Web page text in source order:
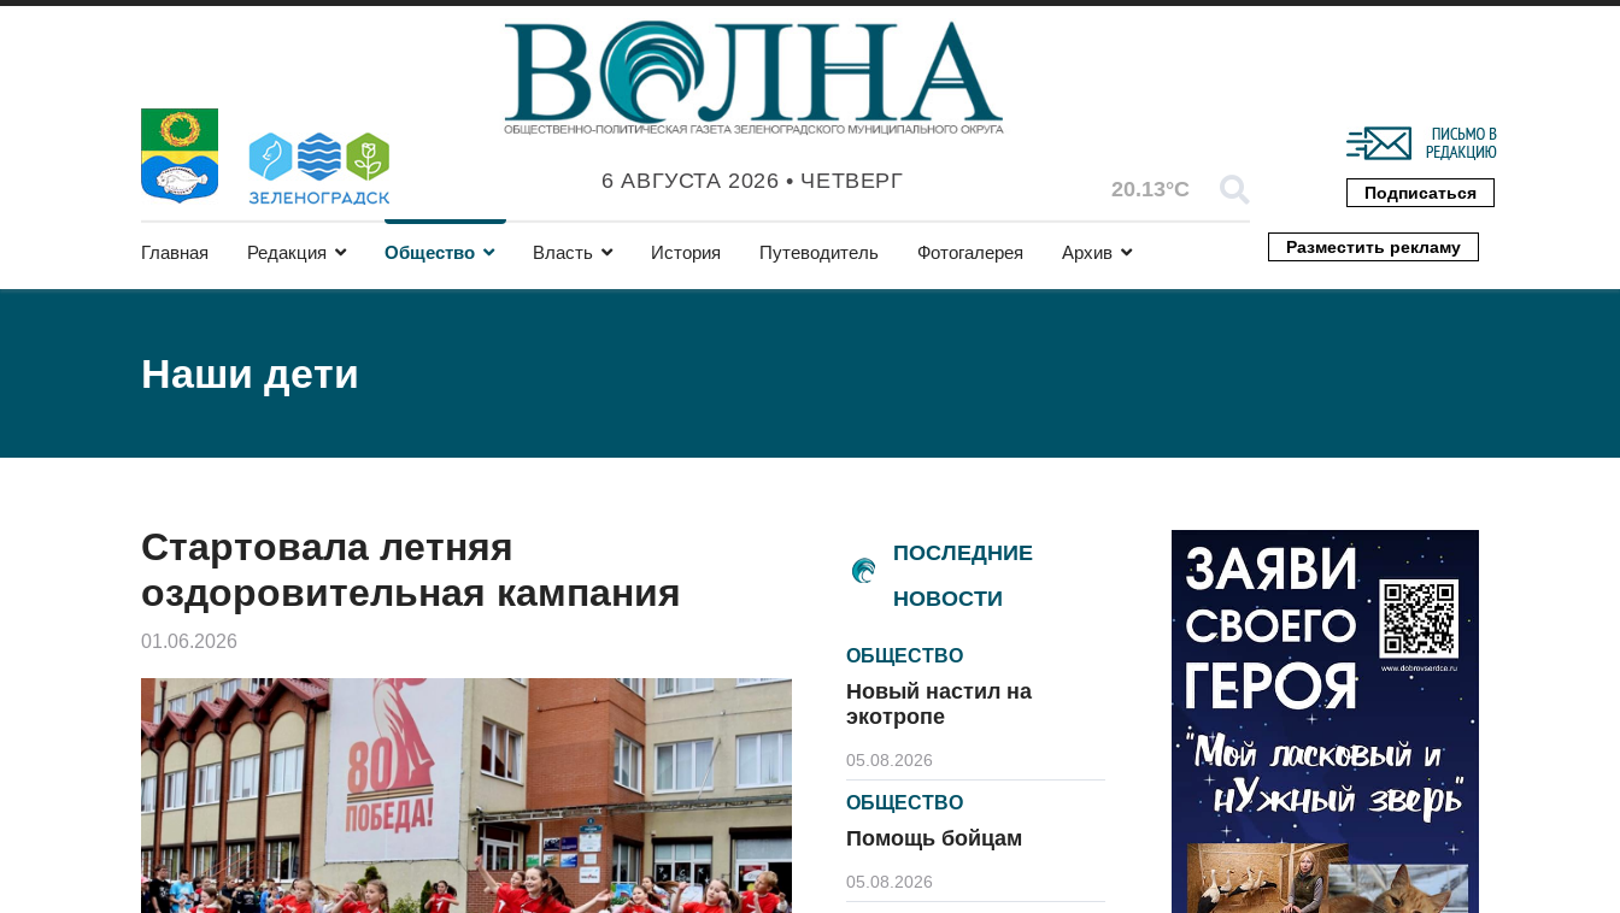
6 АВГУСТА 2026 • ЧЕТВЕРГ 20.13°C Подписаться
Главная Редакция Общество Власть История Путеводитель Фотогалерея Архив Разместить рекламу
Наши дети
Стартовала летняя
оздоровительная кампания
01.06.2026
ПОСЛЕДНИЕ
НОВОСТИ
ОБЩЕСТВО
Новый настил на
экотропе
05.08.2026
ОБЩЕСТВО
Помощь бойцам
05.08.2026